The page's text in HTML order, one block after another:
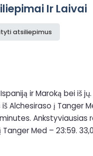
Ir Laivai
atsiliepimus
ir Maroką bei iš
Alchesiraso į Tanger
Ankstyviausias
Med – 23:59.